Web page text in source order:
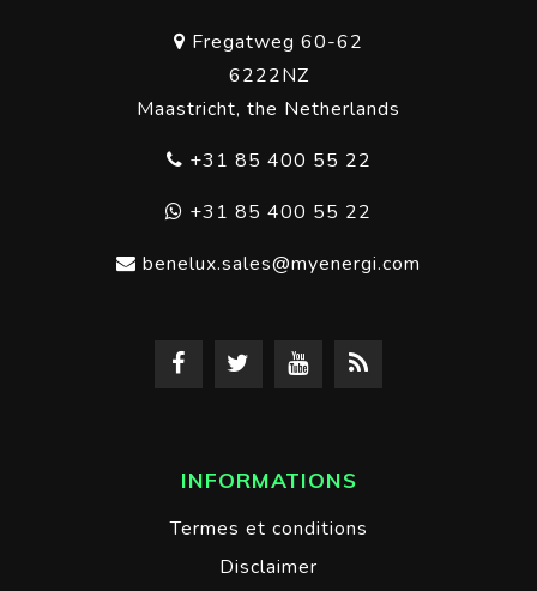
Fregatweg 60-62
6222NZ
Maastricht, the Netherlands
+31 85 400 55 22
+31 85 400 55 22
benelux.sales@myenergi.com
INFORMATIONS
Termes et conditions
Disclaimer